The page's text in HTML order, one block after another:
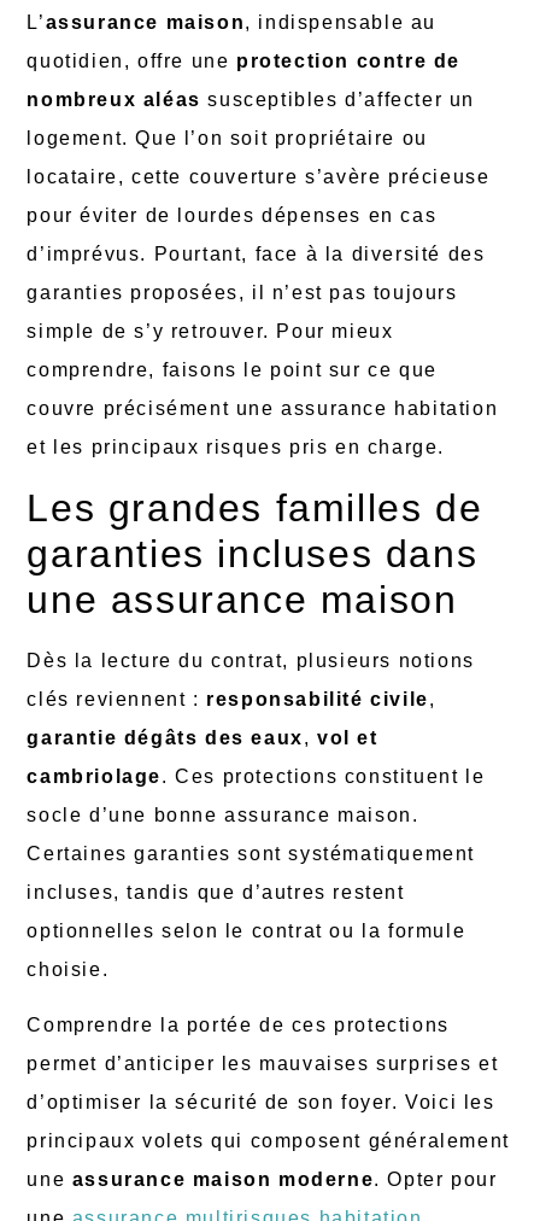
L’assurance maison, indispensable au
quotidien, offre une protection contre de
nombreux aléas susceptibles d’affecter un
logement. Que l’on soit propriétaire ou
locataire, cette couverture s’avère précieuse
pour éviter de lourdes dépenses en cas
d’imprévus. Pourtant, face à la diversité des
garanties proposées, il n’est pas toujours
simple de s’y retrouver. Pour mieux
comprendre, faisons le point sur ce que
couvre précisément une assurance habitation
et les principaux risques pris en charge.
Les grandes familles de
garanties incluses dans
une assurance maison
Dès la lecture du contrat, plusieurs notions
clés reviennent : responsabilité civile,
garantie dégâts des eaux,vol et
cambriolage. Ces protections constituent le
socle d’une bonne assurance maison.
Certaines garanties sont systématiquement
incluses, tandis que d’autres restent
optionnelles selon le contrat ou la formule
choisie.
Comprendre la portée de ces protections
permet d’anticiper les mauvaises surprises et
d’optimiser la sécurité de son foyer. Voici les
principaux volets qui composent généralement
une assurance maison moderne. Opter pour